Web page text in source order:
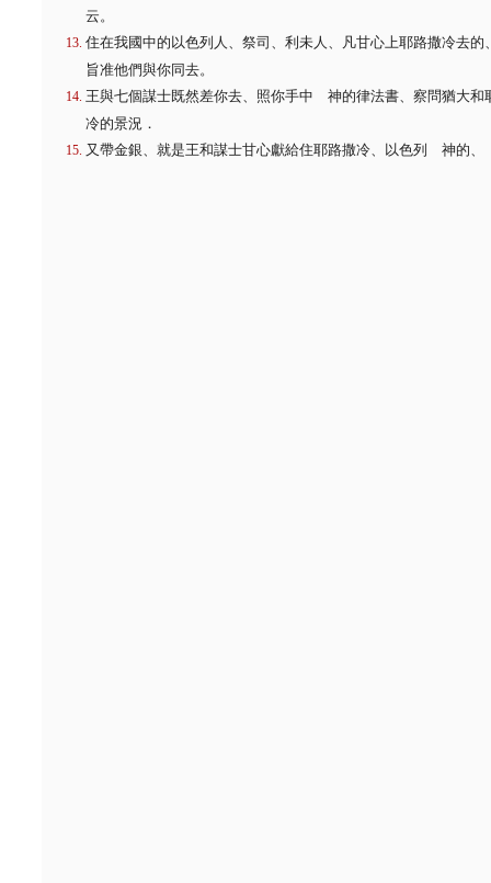
云。
住在我國中的以色列人、祭司、利未人、凡甘心上耶路撒冷去的
旨准他們與你同去。
王與七個謀士既然差你去、照你手中 神的律法書、察問猶大和
冷的景況．
又帶金銀、就是王和謀士甘心獻給住耶路撒冷、以色列 神的、